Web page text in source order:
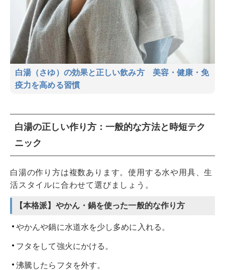
白湯（さゆ）の効果と正しい飲み方 美容・健康・免
疫力を高める習慣
白湯の正しい作り方：一般的な方法と時短テク
ニック
白湯の作り方は複数あります。使用する水や用具、生
活スタイルに合わせて選びましょう。
【本格派】やかん・鍋を使った一般的な作り方
やかんや鍋に水道水を少し多めに入れる。
フタをして強火にかける。
沸騰したらフタを外す。